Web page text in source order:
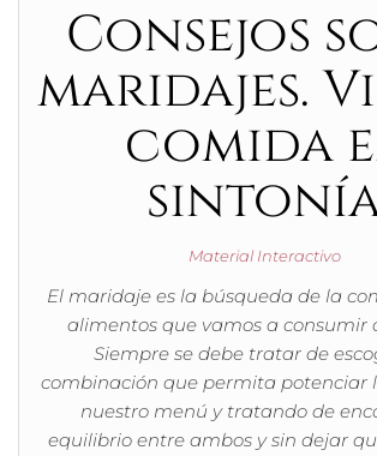
Consejos
maridajes.
comida
Material Interactivo
El maridaje es la búsqueda de la
alimentos que vamos a consumir
Siempre se debe tratar de
combinación que permita potenciar
nuestro menú y tratando de
equilibrio entre ambos y sin dejar